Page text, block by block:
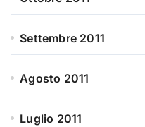
Settembre 2011
Agosto 2011
Luglio 2011